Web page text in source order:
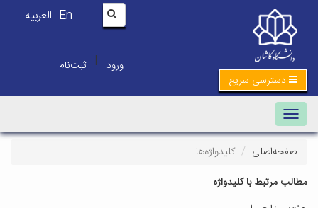
En العربیه
ورود | ثبت‌نام
دسترسی سریع
Toggle navigation
صفحه‌اصلی
کلیدواژه‌ها
مطالب مرتبط با کلیدواژه